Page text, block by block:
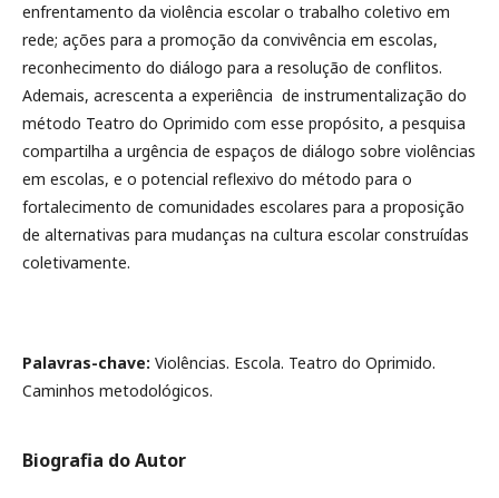
enfrentamento da violência escolar o trabalho coletivo em
rede; ações para a promoção da convivência em escolas,
reconhecimento do diálogo para a resolução de conflitos.
Ademais, acrescenta a experiência de instrumentalização do
método Teatro do Oprimido com esse propósito, a pesquisa
compartilha a urgência de espaços de diálogo sobre violências
em escolas, e o potencial reflexivo do método para o
fortalecimento de comunidades escolares para a proposição
de alternativas para mudanças na cultura escolar construídas
coletivamente.
Palavras-chave: Violências. Escola. Teatro do Oprimido.
Caminhos metodológicos.
Biografia do Autor